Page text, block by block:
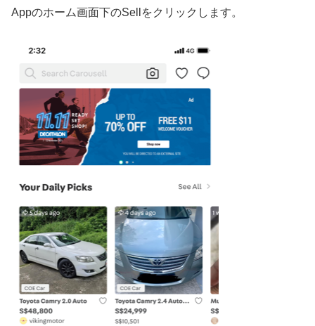
Appのホーム画面下のSellをクリックします。